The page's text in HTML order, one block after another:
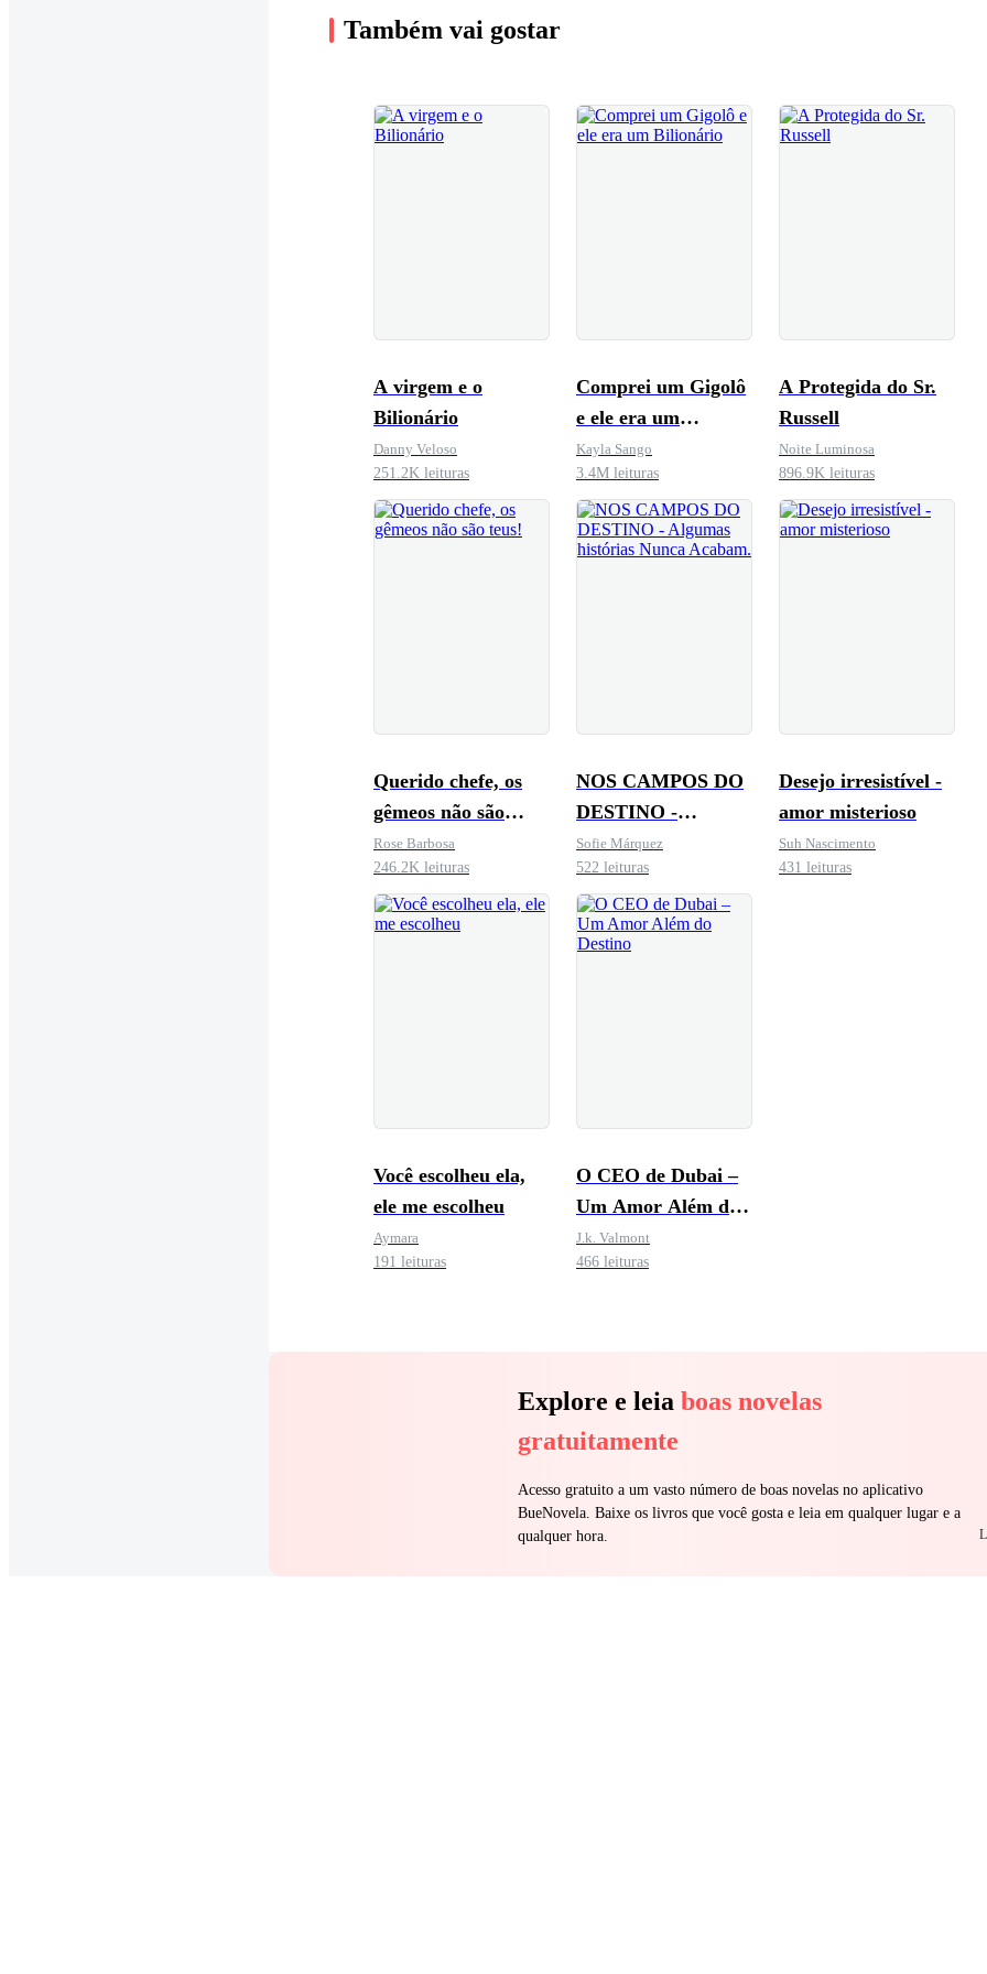
Também vai gostar
A virgem e o
Bilionário
Danny Veloso
251.2K leituras
Comprei um Gigolô
e ele era um
Bilionário
Kayla Sango
3.4M leituras
A Protegida do Sr.
Russell
Noite Luminosa
896.9K leituras
Querido chefe, os
gêmeos não são
teus!
Rose Barbosa
246.2K leituras
NOS CAMPOS DO
DESTINO -
Algumas histórias
Nunca Acabam.
Sofie Márquez
522 leituras
Desejo irresistível -
amor misterioso
Suh Nascimento
431 leituras
Você escolheu ela,
ele me escolheu
Aymara
191 leituras
O CEO de Dubai –
Um Amor Além do
Destino
J.k. Valmont
466 leituras
Explore e leia boas novelas
gratuitamente
Acesso gratuito a um vasto número de boas novelas no aplicativo
BueNovela. Baixe os livros que você gosta e leia em qualquer lugar e a
qualquer hora.